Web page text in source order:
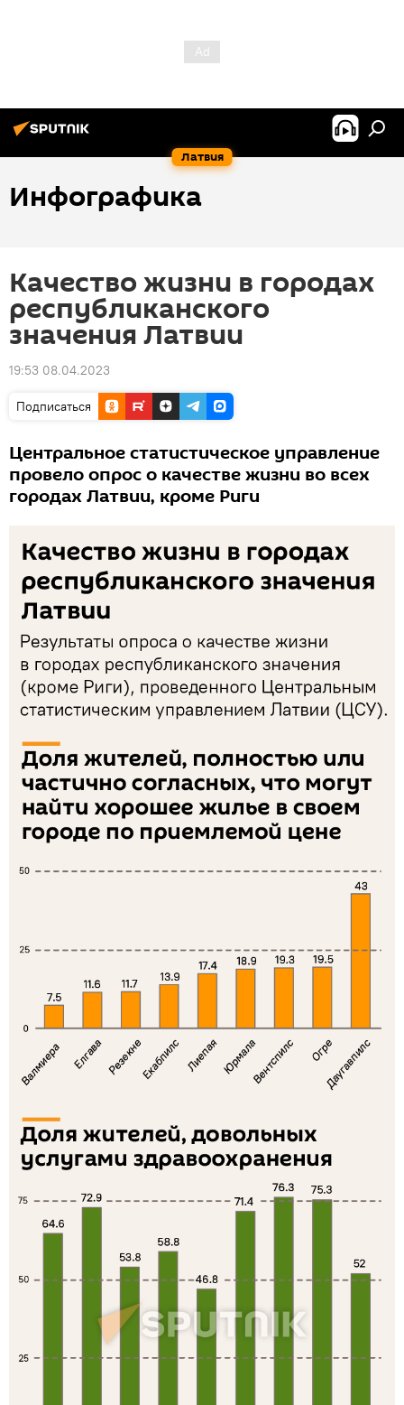
Латвия
Инфографика
Качество жизни в городах
республиканского
значения Латвии
19:53 08.04.2023
Подписаться
Центральное статистическое управление
провело опрос о качестве жизни во всех
городах Латвии, кроме Риги